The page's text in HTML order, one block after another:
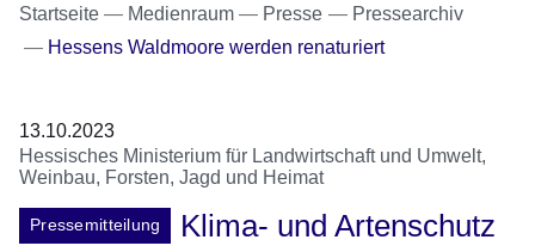
Startseite Medienraum Presse
Pressearchiv
Hessens Waldmoore werden renaturiert
13.10.2023
Hessisches Ministerium für Landwirtschaft und Umwelt,
Weinbau, Forsten, Jagd und Heimat
Pressemitteilung
Klima- und Artenschutz